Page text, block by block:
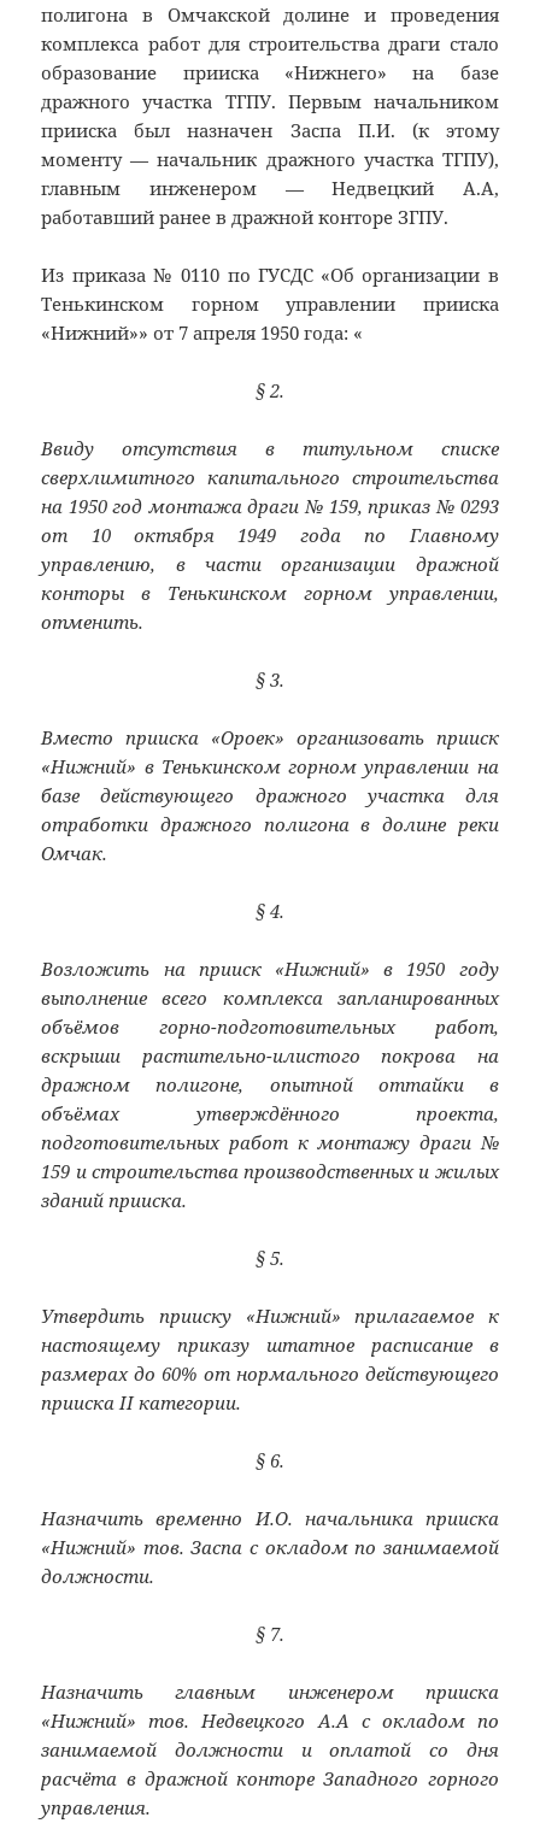
полигона в Омчакской долине и проведения
комплекса работ для строительства драги стало
образование прииска «Нижнего» на базе
дражного участка ТГПУ. Первым начальником
прииска был назначен Заспа П.И. (к этому
моменту — начальник дражного участка ТГПУ),
главным инженером — Недвецкий А.А,
работавший ранее в дражной конторе ЗГПУ.
Из приказа № 0110 по ГУСДС «Об организации в
Тенькинском горном управлении прииска
«Нижний»» от 7 апреля 1950 года: «
§ 2.
Ввиду отсутствия в титульном списке
сверхлимитного капитального строительства
на 1950 год монтажа драги № 159, приказ № 0293
от 10 октября 1949 года по Главному
управлению, в части организации дражной
конторы в Тенькинском горном управлении,
отменить.
§ 3.
Вместо прииска «Ороек» организовать прииск
«Нижний» в Тенькинском горном управлении на
базе действующего дражного участка для
отработки дражного полигона в долине реки
Омчак.
§ 4.
Возложить на прииск «Нижний» в 1950 году
выполнение всего комплекса запланированных
объёмов горно-подготовительных работ,
вскрыши растительно-илистого покрова на
дражном полигоне, опытной оттайки в
объёмах утверждённого проекта,
подготовительных работ к монтажу драги №
159 и строительства производственных и жилых
зданий прииска.
§ 5.
Утвердить прииску «Нижний» прилагаемое к
настоящему приказу штатное расписание в
размерах до 60% от нормального действующего
прииска II категории.
§ 6.
Назначить временно И.О. начальника прииска
«Нижний» тов. Заспа с окладом по занимаемой
должности.
§ 7.
Назначить главным инженером прииска
«Нижний» тов. Недвецкого А.А с окладом по
занимаемой должности и оплатой со дня
расчёта в дражной конторе Западного горного
управления.